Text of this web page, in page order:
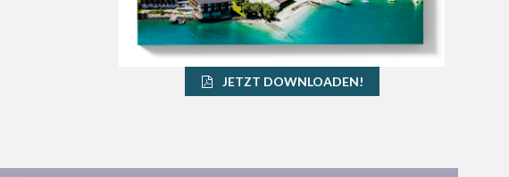
JETZT DOWNLOADEN!